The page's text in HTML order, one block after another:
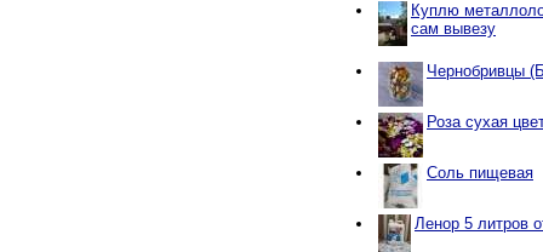
Куплю
сам вывезу
Чернобривцы
Роза сухая
Соль пищевая
Ленор 5 литров